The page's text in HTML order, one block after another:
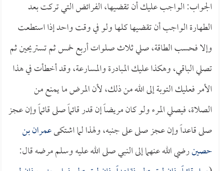
الجواب: الواجب عليك أن تقضيها، الفرائض التي تركت بعد
الطهارة الواجب أن تقضيها كلها ولو في وقت واحد إذا استطعت
وإلا فحسب الطاقة، صلي ثلاث صلوات أربع خمس ثم تستريحين ثم
تصلي الباقي، وهكذا عليك المبادرة والمسارعة، وقد أخطأت في هذا
الأمر فعليك التوبة إلى الله من ذلك، لأن المرض ما يمنع من
الصلاة، فيصلي المرء ولو كان مريضاً إن قدر قائماً صلى قائماً وإن عجز
صلى قاعداً وإن عجز صلى على جنبه، ولهذا لما اشتكىعمران بن
حصينرضي الله عنهما إلى النبي صلى الله عليه وسلم مرضه قال: